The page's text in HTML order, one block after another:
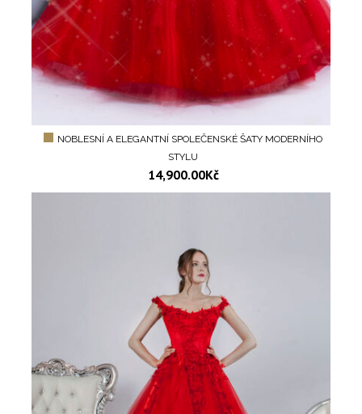
NOBLESNÍ A ELEGANTNÍ SPOLEČENSKÉ ŠATY MODERNÍHO
STYLU
14,900.00Kč